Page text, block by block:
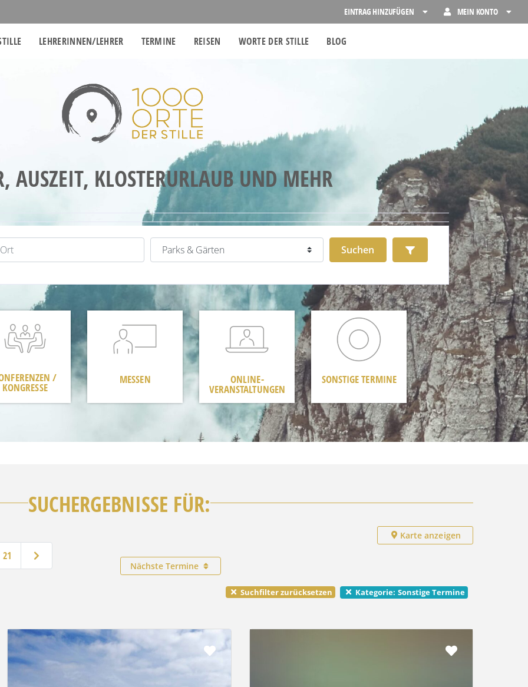
EINTRAG HINZUFÜGEN MEIN KONTO
LEHRERINNEN/LEHRER TERMINE REISEN WORTE DER STILLE BLOG
AUSZEIT, KLOSTERURLAUB UND MEHR
Kategorie
Suchen Suchen Advanced Filters
/
KONGRESSE
MESSEN ONLINE-
VERANSTALTUNGEN
SONSTIGE TERMINE
SUCHERGEBNISSE FÜR:
21 Ältere Beiträge
Karte anzeigen
Nächste Termine
Suchfilter zurücksetzen Kategorie: Sonstige Termine
Favorit